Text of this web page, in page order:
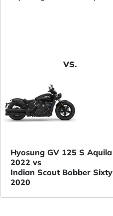
VS.
Hyosung GV 125 S Aquila
2022 vs
Indian Scout Bobber Sixty
2020